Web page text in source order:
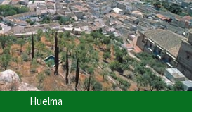
Huelma